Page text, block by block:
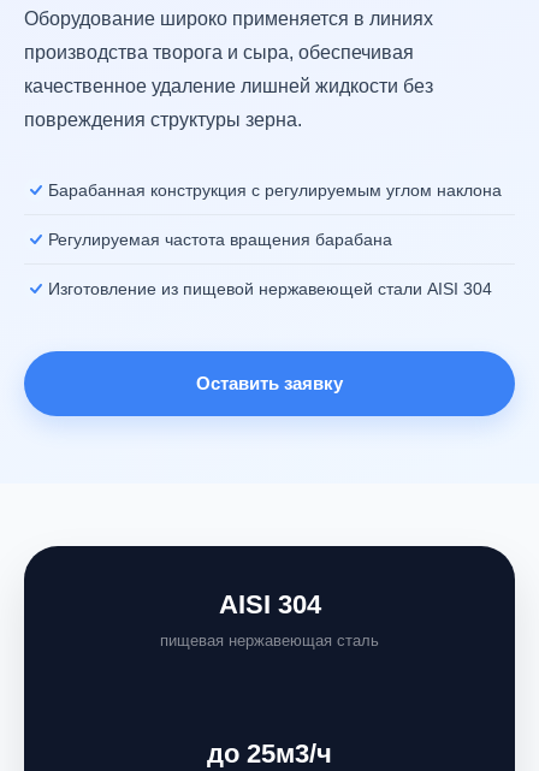
Оборудование широко применяется в линиях
производства творога и сыра, обеспечивая
качественное удаление лишней жидкости без
повреждения структуры зерна.
Барабанная конструкция с регулируемым углом наклона
Регулируемая частота вращения барабана
Изготовление из пищевой нержавеющей стали AISI 304
Оставить заявку
AISI 304
пищевая нержавеющая сталь
до 25м3/ч